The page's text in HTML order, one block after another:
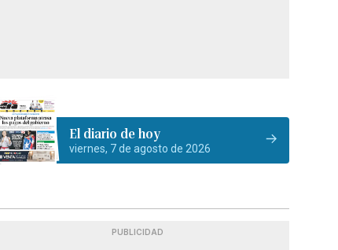
El diario de hoy
viernes, 7 de agosto de 2026
PUBLICIDAD